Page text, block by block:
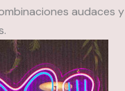
audaces y